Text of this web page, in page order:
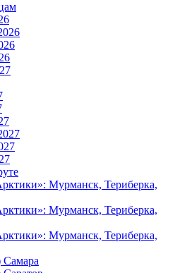
Мурманск, Териберка,
Мурманск, Териберка,
Мурманск, Териберка,
Самара